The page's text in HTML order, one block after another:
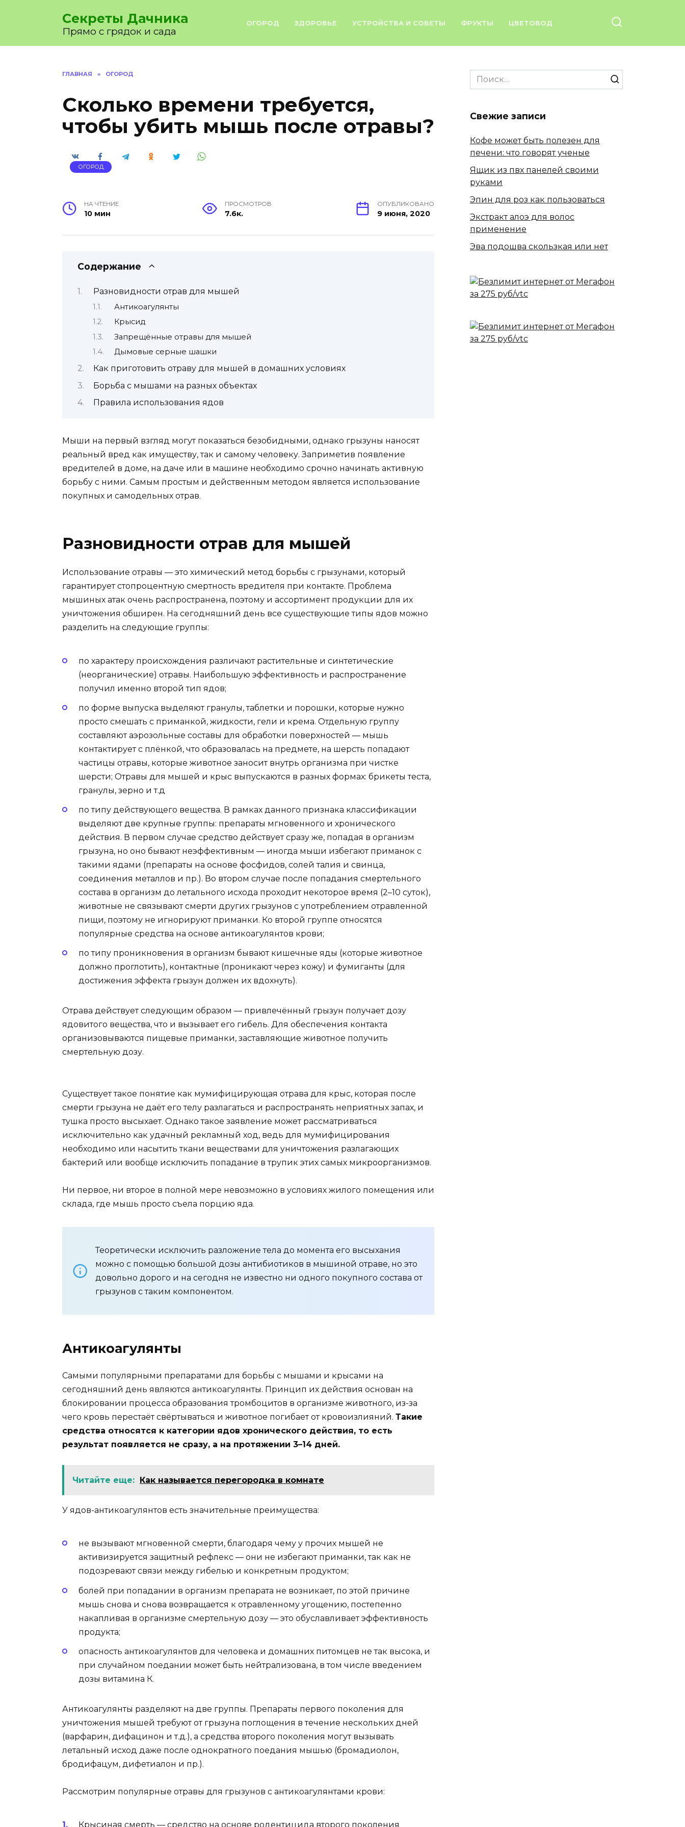
Секреты Дачника
Прямо с грядок и сада
ОГОРОД ЗДОРОВЬЕ УСТРОЙСТВА И СОВЕТЫ ФРУКТЫ ЦВЕТОВОД
ГЛАВНАЯ » ОГОРОД
Сколько времени требуется,
чтобы убить мышь после отравы?
ОГОРОД
НА ЧТЕНИЕ
10 мин
ПРОСМОТРОВ
7.6к.
ОПУБЛИКОВАНО
9 июня, 2020
Содержание
Разновидности отрав для мышей
Антикоагулянты
Крысид
Запрещённые отравы для мышей
Дымовые серные шашки
Как приготовить отраву для мышей в домашних условиях
Борьба с мышами на разных объектах
Правила использования ядов
Мыши на первый взгляд могут показаться безобидными, однако грызуны наносят
реальный вред как имуществу, так и самому человеку. Заприметив появление
вредителей в доме, на даче или в машине необходимо срочно начинать активную
борьбу с ними. Самым простым и действенным методом является использование
покупных и самодельных отрав.
Разновидности отрав для мышей
Использование отравы — это химический метод борьбы с грызунами, который
гарантирует стопроцентную смертность вредителя при контакте. Проблема
мышиных атак очень распространена, поэтому и ассортимент продукции для их
уничтожения обширен. На сегодняшний день все существующие типы ядов можно
разделить на следующие группы:
по характеру происхождения различают растительные и синтетические
(неорганические) отравы. Наибольшую эффективность и распространение
получил именно второй тип ядов;
по форме выпуска выделяют гранулы, таблетки и порошки, которые нужно
просто смешать с приманкой, жидкости, гели и крема. Отдельную группу
составляют аэрозольные составы для обработки поверхностей — мышь
контактирует с плёнкой, что образовалась на предмете, на шерсть попадают
частицы отравы, которые животное заносит внутрь организма при чистке
шерсти; Отравы для мышей и крыс выпускаются в разных формах: брикеты теста,
гранулы, зерно и т.д
по типу действующего вещества. В рамках данного признака классификации
выделяют две крупные группы: препараты мгновенного и хронического
действия. В первом случае средство действует сразу же, попадая в организм
грызуна, но оно бывают неэффективным — иногда мыши избегают приманок с
такими ядами (препараты на основе фосфидов, солей талия и свинца,
соединения металлов и пр.). Во втором случае после попадания смертельного
состава в организм до летального исхода проходит некоторое время (2–10 суток),
животные не связывают смерти других грызунов с употреблением отравленной
пищи, поэтому не игнорируют приманки. Ко второй группе относятся
популярные средства на основе антикоагулянтов крови;
по типу проникновения в организм бывают кишечные яды (которые животное
должно проглотить), контактные (проникают через кожу) и фумиганты (для
достижения эффекта грызун должен их вдохнуть).
Отрава действует следующим образом — привлечённый грызун получает дозу
ядовитого вещества, что и вызывает его гибель. Для обеспечения контакта
организовываются пищевые приманки, заставляющие животное получить
смертельную дозу.
Существует такое понятие как мумифицирующая отрава для крыс, которая после
смерти грызуна не даёт его телу разлагаться и распространять неприятных запах, и
тушка просто высыхает. Однако такое заявление может рассматриваться
исключительно как удачный рекламный ход, ведь для мумифицирования
необходимо или насытить ткани веществами для уничтожения разлагающих
бактерий или вообще исключить попадание в трупик этих самых микроорганизмов.
Ни первое, ни второе в полной мере невозможно в условиях жилого помещения или
склада, где мышь просто съела порцию яда.
Теоретически исключить разложение тела до момента его высыхания
можно с помощью большой дозы антибиотиков в мышиной отраве, но это
довольно дорого и на сегодня не известно ни одного покупного состава от
грызунов с таким компонентом.
Антикоагулянты
Самыми популярными препаратами для борьбы с мышами и крысами на
сегодняшний день являются антикоагулянты. Принцип их действия основан на
блокировании процесса образования тромбоцитов в организме животного, из-за
чего кровь перестаёт свёртываться и животное погибает от кровоизлияний. Такие
средства относятся к категории ядов хронического действия, то есть
результат появляется не сразу, а на протяжении 3–14 дней.
Читайте еще: Как называется перегородка в комнате
У ядов-антикоагулянтов есть значительные преимущества:
не вызывают мгновенной смерти, благодаря чему у прочих мышей не
активизируется защитный рефлекс — они не избегают приманки, так как не
подозревают связи между гибелью и конкретным продуктом;
болей при попадании в организм препарата не возникает, по этой причине
мышь снова и снова возвращается к отравленному угощению, постепенно
накапливая в организме смертельную дозу — это обуславливает эффективность
продукта;
опасность антикоагулянтов для человека и домашних питомцев не так высока, и
при случайном поедании может быть нейтрализована, в том числе введением
дозы витамина К.
Антикоагулянты разделяют на две группы. Препараты первого поколения для
уничтожения мышей требуют от грызуна поглощения в течение нескольких дней
(варфарин, дифацинон и т.д.), а средства второго поколения могут вызывать
летальный исход даже после однократного поедания мышью (бромадиолон,
бродифацум, дифетиалон и пр.).
Рассмотрим популярные отравы для грызунов с антикоагулянтами крови:
Крысиная смерть — средство на основе родентицида второго поколения
Search
for:
Свежие записи
Кофе может быть полезен для
печени: что говорят ученые
Ящик из пвх панелей своими
руками
Эпин для роз как пользоваться
Экстракт алоэ для волос
применение
Эва подошва скользкая или нет